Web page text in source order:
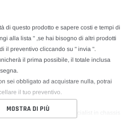
di questo prodotto e sapere costi e tempi di
alla lista " ,se hai bisogno di altri prodotti
il preventivo cliccando su " invia ".
il prima possibile, il totale inclusa
sei obbligato ad acquistare nulla, potrai
il tuo preventivo.
manufacturer and specialist in chassis
MOSTRA DI PIÙ